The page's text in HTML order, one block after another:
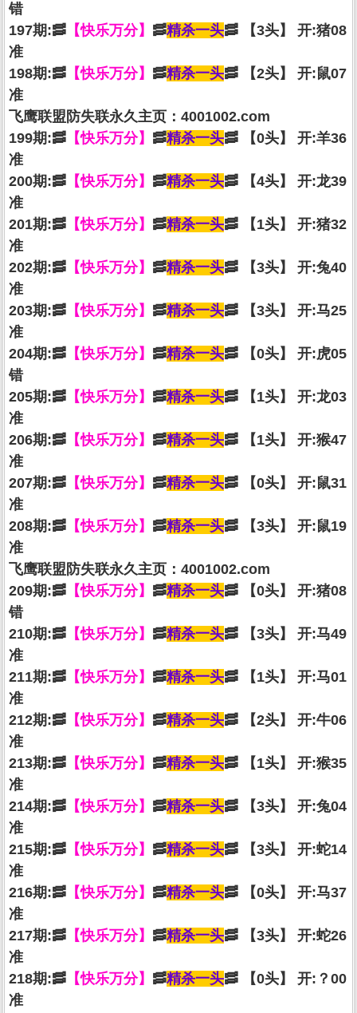
错
197期:🥓【快乐万分】 🥓精杀一头🥓 【3头】 开:猪08
准
198期:🥓【快乐万分】 🥓精杀一头🥓 【2头】 开:鼠07
准
飞鹰联盟防失联永久主页：4001002.com
199期:🥓【快乐万分】 🥓精杀一头🥓 【0头】 开:羊36
准
200期:🥓【快乐万分】 🥓精杀一头🥓 【4头】 开:龙39
准
201期:🥓【快乐万分】 🥓精杀一头🥓 【1头】 开:猪32
准
202期:🥓【快乐万分】 🥓精杀一头🥓 【3头】 开:兔40
准
203期:🥓【快乐万分】 🥓精杀一头🥓 【3头】 开:马25
准
204期:🥓【快乐万分】 🥓精杀一头🥓 【0头】 开:虎05
错
205期:🥓【快乐万分】 🥓精杀一头🥓 【1头】 开:龙03
准
206期:🥓【快乐万分】 🥓精杀一头🥓 【1头】 开:猴47
准
207期:🥓【快乐万分】 🥓精杀一头🥓 【0头】 开:鼠31
准
208期:🥓【快乐万分】 🥓精杀一头🥓 【3头】 开:鼠19
准
飞鹰联盟防失联永久主页：4001002.com
209期:🥓【快乐万分】 🥓精杀一头🥓 【0头】 开:猪08
错
210期:🥓【快乐万分】 🥓精杀一头🥓 【3头】 开:马49
准
211期:🥓【快乐万分】 🥓精杀一头🥓 【1头】 开:马01
准
212期:🥓【快乐万分】 🥓精杀一头🥓 【2头】 开:牛06
准
213期:🥓【快乐万分】 🥓精杀一头🥓 【1头】 开:猴35
准
214期:🥓【快乐万分】 🥓精杀一头🥓 【3头】 开:兔04
准
215期:🥓【快乐万分】 🥓精杀一头🥓 【3头】 开:蛇14
准
216期:🥓【快乐万分】 🥓精杀一头🥓 【0头】 开:马37
准
217期:🥓【快乐万分】 🥓精杀一头🥓 【3头】 开:蛇26
准
218期:🥓【快乐万分】 🥓精杀一头🥓 【0头】 开:？00
准